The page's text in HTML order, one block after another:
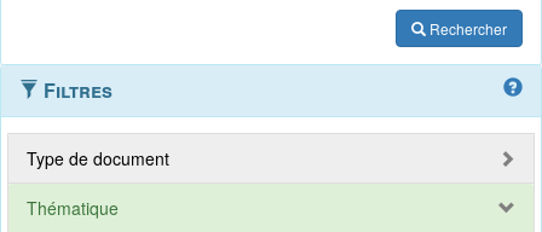
Rechercher
Filtres
Type de document
Thématique